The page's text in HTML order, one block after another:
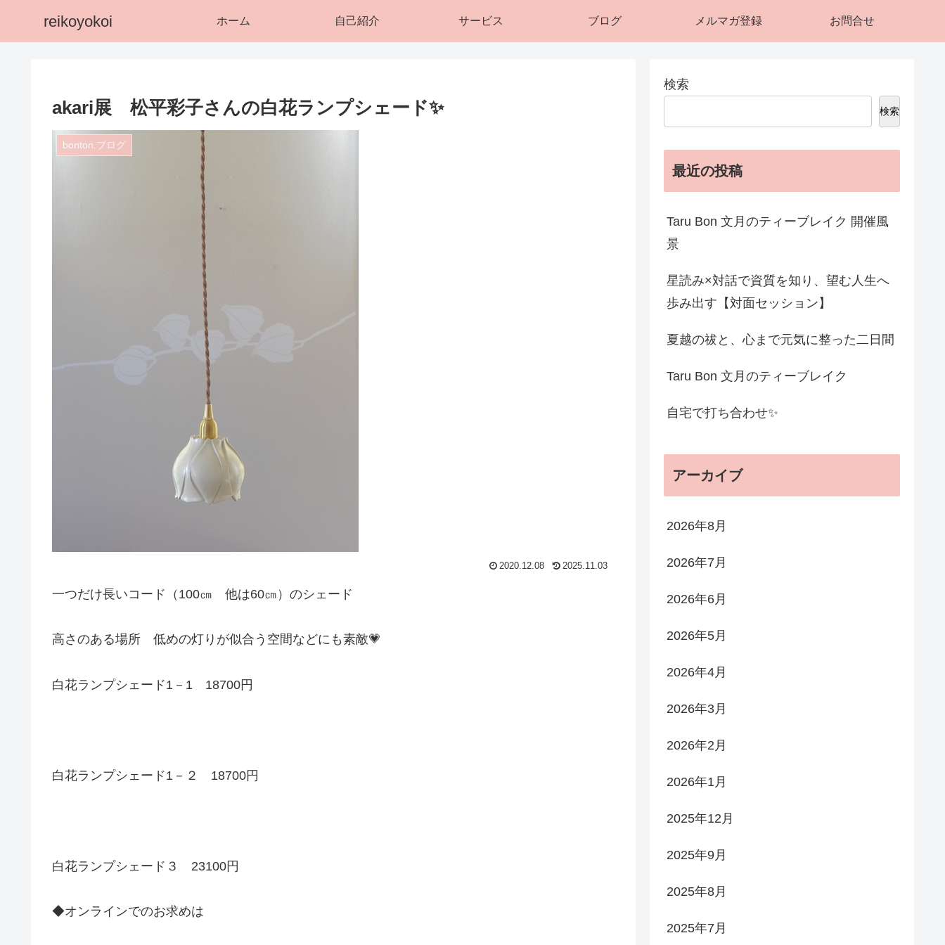
reikoyokoi ホーム 自己紹介 サービス ブログ メルマガ登録 お問合せ
akari展 松平彩子さんの白花ランプシェード✨
bonton.ブログ
2020.12.08 2025.11.03
一つだけ長いコード（100㎝ 他は60㎝）のシェード
高さのある場所 低めの灯りが似合う空間などにも素敵💗
白花ランプシェード1－1 18700円
白花ランプシェード1－２ 18700円
白花ランプシェード３ 23100円
◆オンラインでのお求めは
検索
検索
最近の投稿
Taru Bon 文月のティーブレイク 開催風
景
星読み×対話で資質を知り、望む人生へ
歩み出す【対面セッション】
夏越の祓と、心まで元気に整った二日間
Taru Bon 文月のティーブレイク
自宅で打ち合わせ✨
アーカイブ
2026年8月
2026年7月
2026年6月
2026年5月
2026年4月
2026年3月
2026年2月
2026年1月
2025年12月
2025年9月
2025年8月
2025年7月